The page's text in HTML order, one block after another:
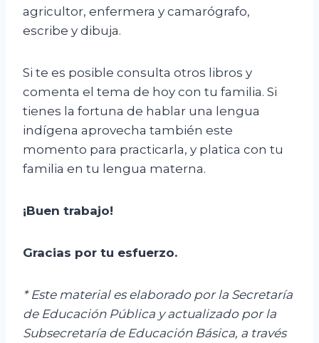
agricultor, enfermera y camarógrafo,
escribe y dibuja.
Si te es posible consulta otros libros y
comenta el tema de hoy con tu familia. Si
tienes la fortuna de hablar una lengua
indígena aprovecha también este
momento para practicarla, y platica con tu
familia en tu lengua materna.
¡Buen trabajo!
Gracias por tu esfuerzo.
* Este material es elaborado por la Secretaría
de Educación Pública y actualizado por la
Subsecretaría de Educación Básica, a través